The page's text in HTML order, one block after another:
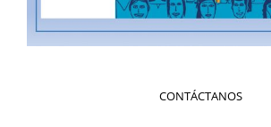
CONTÁCTANOS